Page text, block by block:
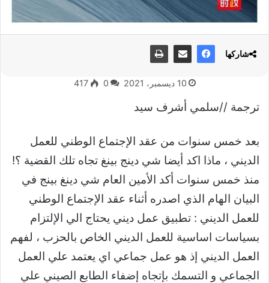
10 ديسمبر، 2021 0
417
ترجمة //سلمي أشرف سيد
بعد خمس سنوات من عقد الإجتماع الوطني للعمل
الديني ، ماذا اكد أيضا شي دينج بينغ تجاه تلك القضية ؟!
منذ خمس سنوات أكد الأمين العام شي دينغ بينج في
البيان الهام الذي اصدره أثناء عقد الإجتماع الوطني
للعمل الديني : تطبيق عمل ديني يحتاج الي الإلتزام
بسياسات اساسية للعمل الديني الخاص بالحزب ، لفهم
العمل الديني إذ هو عمل جماعي اي يعتمد علي العمل
الجماعي و التسمك بإتجاه إضفاء الطابع الصيني علي
شاركها